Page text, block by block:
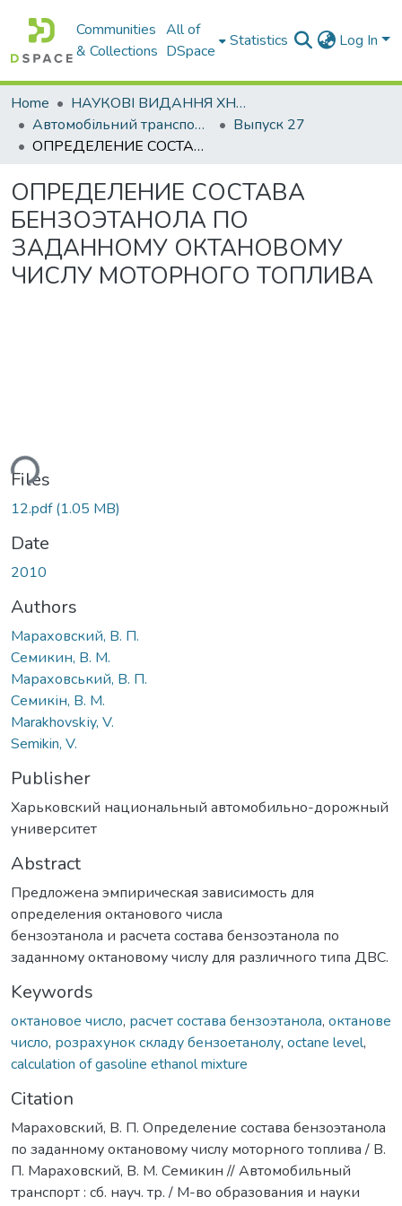
Communities
& Collections
All of
DSpace
Statistics Log In
Home
НАУКОВІ ВИДАННЯ ХНАДУ
Автомобільний транспорт / Автомобильный транспорт
Выпуск 27
ОПРЕДЕЛЕНИЕ СОСТАВА БЕНЗОЭТАНОЛА ПО ЗАДАННОМУ ОКТАНОВОМУ ЧИСЛУ МОТОРНОГО ТОПЛИВА
ОПРЕДЕЛЕНИЕ СОСТАВА
БЕНЗОЭТАНОЛА ПО
ЗАДАННОМУ ОКТАНОВОМУ
ЧИСЛУ МОТОРНОГО ТОПЛИВА
Files
12.pdf(1.05 MB)
Date
2010
Authors
Мараховский, В. П.
Семикин, В. М.
Мараховський, В. П.
Семикін, В. М.
Marakhovskіy, V.
Semikin, V.
Publisher
Харьковский национальный автомобильно-дорожный
университет
Abstract
Предложена эмпирическая зависимость для
определения октанового числа
бензоэтанола и расчета состава бензоэтанола по
заданному октановому числу для различного типа ДВС.
Keywords
октановое число, расчет состава бензоэтанола, октанове
число, розрахунок складу бензоетанолу, octane level,
calculation of gasoline ethanol mixture
Citation
Мараховский, В. П. Определение состава бензоэтанола
по заданному октановому числу моторного топлива / В.
П. Мараховский, В. М. Семикин // Автомобильный
транспорт : сб. науч. тр. / М-во образования и науки